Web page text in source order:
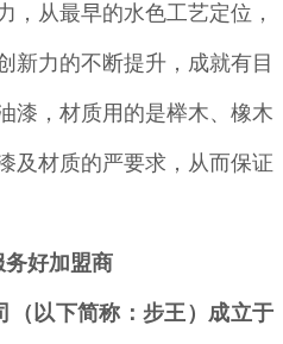
，从最早的水色工艺定位，
新力的不断提升，成就有目
漆，材质用的是榉木、橡木
及材质的严要求，从而保证
好加盟商
（以下简称：步王）成立于